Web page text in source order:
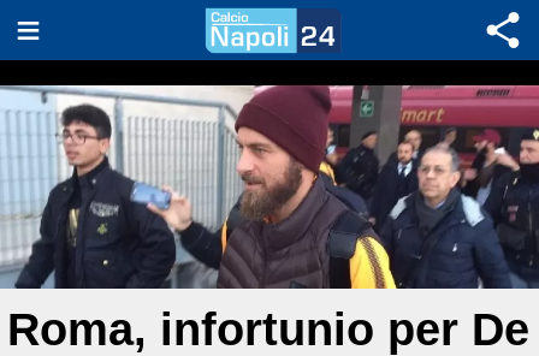
Roma, infortunio per De